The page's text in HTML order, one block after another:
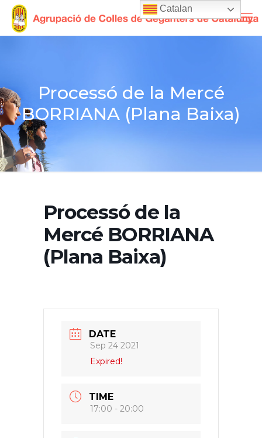
Processó de la Mercé
BORRIANA (Plana Baixa)
Processó de la
Mercé BORRIANA
(Plana Baixa)
DATE
Sep 24 2021
Expired!
TIME
17:00 - 20:00
Catalan